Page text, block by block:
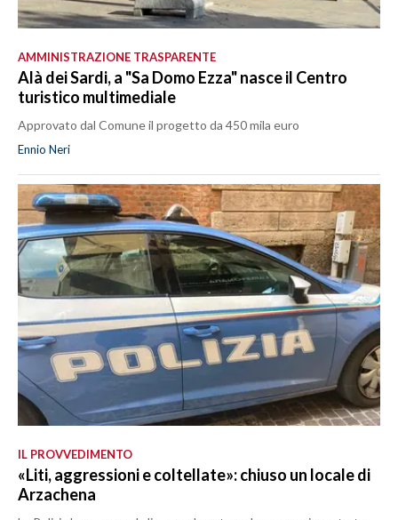
AMMINISTRAZIONE TRASPARENTE
Alà dei Sardi, a "Sa Domo Ezza" nasce il Centro
turistico multimediale
Approvato dal Comune il progetto da 450 mila euro
Ennio Neri
IL PROVVEDIMENTO
«Liti, aggressioni e coltellate»: chiuso un locale di
Arzachena